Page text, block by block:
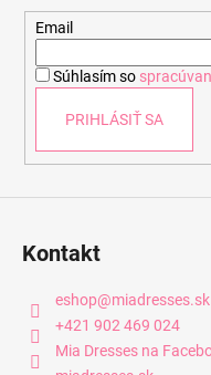
Email
Súhlasím so
PRIHLÁSIŤ SA
Kontakt
eshop@miadresses.sk
+421 902 469 024
Mia Dresses na